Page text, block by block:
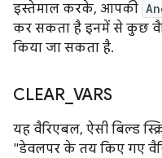
इस्तेमाल करके, आपकी
कर सकता है इनमें से कुछ
किया जा सकता है.
CLEAR_ VARS
यह वैरिएबल, ऐसी बिल्ड
"डेवलपर के तय किए गए